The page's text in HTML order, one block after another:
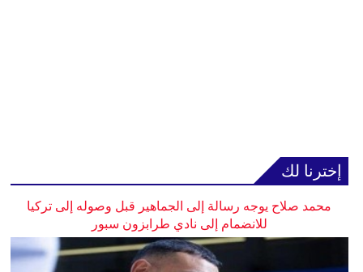
إخترنا لك
محمد صلاح يوجه رسالة إلى الجماهير قبل وصوله إلى تركيا
للانضمام إلى نادي طرابزون سبور